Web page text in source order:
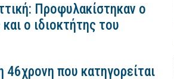
Προφυλακίστηκαν ο
ο ιδιοκτήτης του
που κατηγορείται